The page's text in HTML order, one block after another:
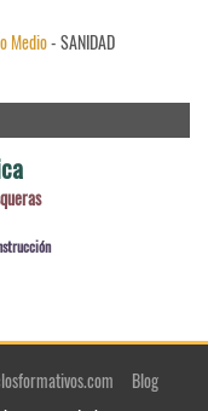
Medio- SANIDAD
Blog